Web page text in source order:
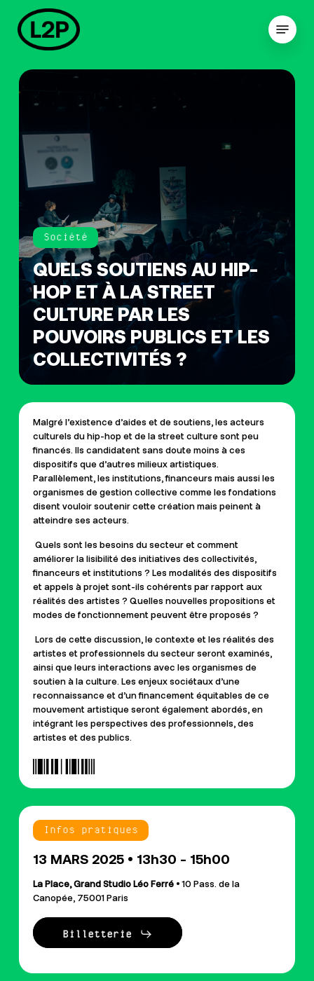
main
content
Menu
Société
QUELS SOUTIENS AU HIP-
HOP ET À LA STREET
CULTURE PAR LES
POUVOIRS PUBLICS ET LES
COLLECTIVITÉS ?
Malgré ’existence d’aides et de soutiens, les acteurs
culturels du hip-hop et de la street culture sont peu
financés. Ils candidatent sans doute moins à ces
dispositifs que d’autres milieux artistiques.
Parall èlement, les institutions, financeurs mais aussi les
organismes de gestion collective comme les fondations
disent vouloir soutenir cette création mais peinent à
atteindre ses acteurs.
Quels sont les besoins du secteur et comment
améliorer la lisibilité des initiatives des collectivités,
financeurs et institutions ? Les modalités des dispositifs
et appels à projet sont-ils cohérents par rapport aux
réalités des artistes ? Quelles nouvelles propositions et
modes de fonctionnement peuvent être proposés ?
Lors de cette discussion, le contexte et les réalités des
artistes et professionnels du secteur seront examinés,
ainsi que leurs interactions avec les organismes de
soutien à la culture. Les enjeux sociétaux d’une
reconnaissance et d’un financement équitables de ce
mouvement artistique seront également abordés, en
intégrant les perspectives des professionnels, des
artistes et des publics.
Infos pratiques
13 MARS 2025 • 13h30 - 15h00
La Place, Grand Studio Léo Ferré • 10 Pass. de la
Canopée, 75001 Paris
Billetterie
Close